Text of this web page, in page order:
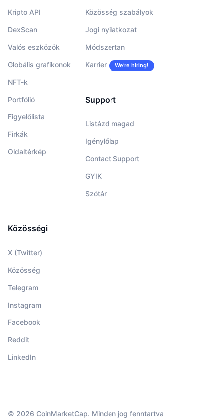
Kripto API
DexScan
Valós eszközök
Globális grafikonok
NFT-k
Portfólió
Figyelőlista
Firkák
Oldaltérkép
Közösség szabályok
Jogi nyilatkozat
Módszertan
Karrier We’re hiring!
Support
Listázd magad
Igénylőlap
Contact Support
GYIK
Szótár
Közösségi
X (Twitter)
Közösség
Telegram
Instagram
Facebook
Reddit
LinkedIn
© 2026 CoinMarketCap. Minden jog fenntartva